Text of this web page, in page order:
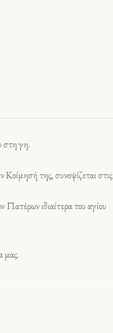
στη γη.
της, συνοψίζεται στις
ιδιαίτερα του αγίου
μας.